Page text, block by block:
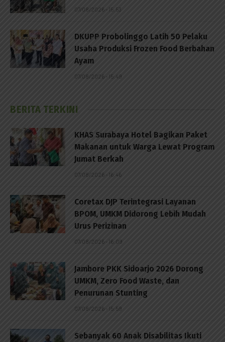
07/08/2026 - 15:53
DKUPP Probolinggo Latih 50 Pelaku
Usaha Produksi Frozen Food Berbahan
Ayam
07/08/2026 - 15:49
BERITA TERKINI
KHAS Surabaya Hotel Bagikan Paket
Makanan untuk Warga Lewat Program
Jumat Berkah
07/08/2026 - 16:46
Coretax DJP Terintegrasi Layanan
BPOM, UMKM Didorong Lebih Mudah
Urus Perizinan
07/08/2026 - 16:09
Jambore PKK Sidoarjo 2026 Dorong
UMKM, Zero Food Waste, dan
Penurunan Stunting
07/08/2026 - 15:59
Sebanyak 60 Anak Disabilitas Ikuti